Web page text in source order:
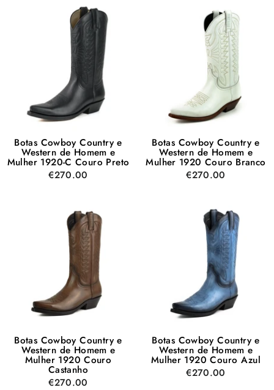
Botas Cowboy Country e
Western de Homem e
Mulher 1920-C Couro Preto
€270.00
Botas Cowboy Country e
Western de Homem e
Mulher 1920 Couro Branco
€270.00
Botas Cowboy Country e
Western de Homem e
Mulher 1920 Couro
Castanho
€270.00
Botas Cowboy Country e
Western de Homem e
Mulher 1920 Couro Azul
€270.00